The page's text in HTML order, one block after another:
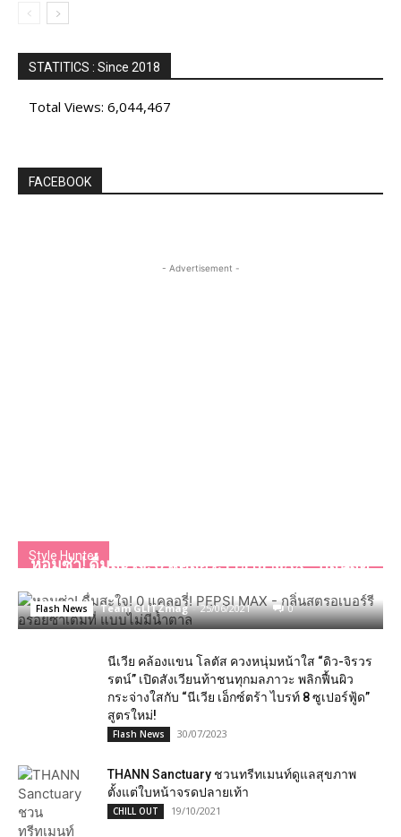
STATITICS : Since 2018
Total Views: 6,044,467
FACEBOOK
- Advertisement -
Style Hunter
หอมซ่า! ดื่มสะใจ! 0​ แค​ลอรี่​! PEPSI MAX -​ กลิ่นสต
Flash News Team GLITZmag - 25/06/2021 0
นีเวีย คล้องแขน โลตัส ควงหนุ่มหน้าใส “ดิว-จิรวร
รตน์” เปิดสังเวียนท้าชนทุกมลภาวะ พลิกฟื้นผิว
กระจ่างใสกับ “นีเวีย เอ็กซ์ตร้า ไบรท์ 8 ซูเปอร์ฟู้ด”
สูตรใหม่!
Flash News 30/07/2023
THANN Sanctuary​ ชวนทรีทเมนท์ดูแลสุขภาพ
ตั้งแต่ใบหน้าจรดปลายเท้า
CHILL OUT 19/10/2021